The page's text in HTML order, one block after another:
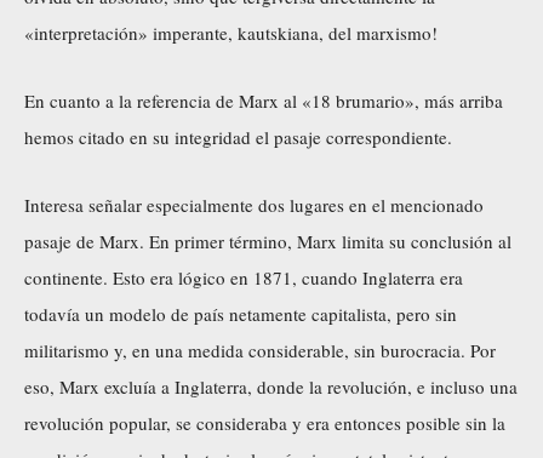
«interpretación» imperante, kautskiana, del marxismo!
En cuanto a la referencia de Marx al «18 brumario», más arriba
hemos citado en su integridad el pasaje correspondiente.
Interesa señalar especialmente dos lugares en el mencionado
pasaje de Marx. En primer término, Marx limita su conclusión al
continente. Esto era lógico en 1871, cuando Inglaterra era
todavía un modelo de país netamente capitalista, pero sin
militarismo y, en una medida considerable, sin burocracia. Por
eso, Marx excluía a Inglaterra, donde la revolución, e incluso una
revolución popular, se consideraba y era entonces posible sin la